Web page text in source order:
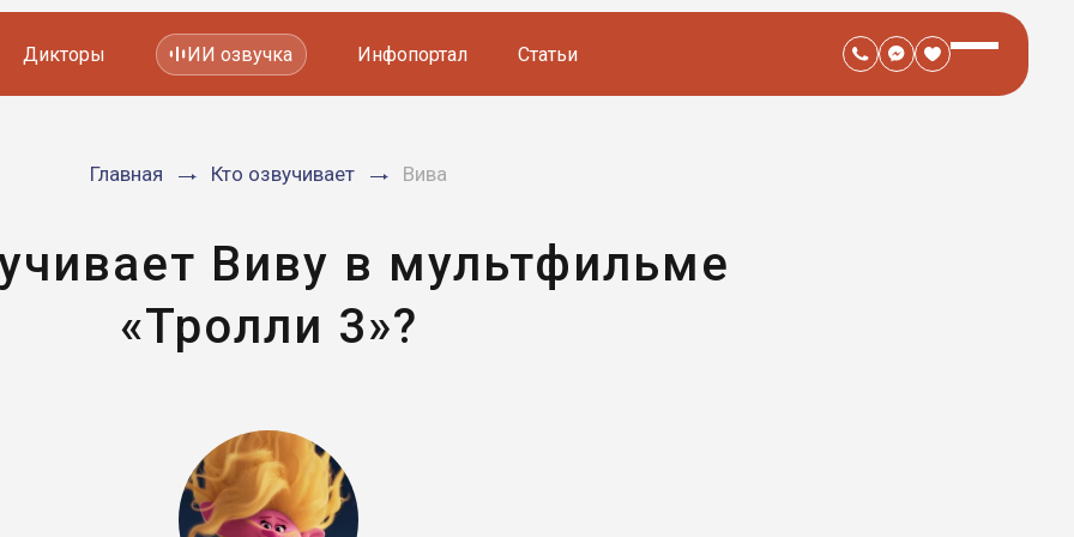
Мультфильмов
Дикторы ИИ озвучка Инфопортал Статьи
Главная Кто озвучивает Вива
Виву в мультфильме
«Тролли 3»?